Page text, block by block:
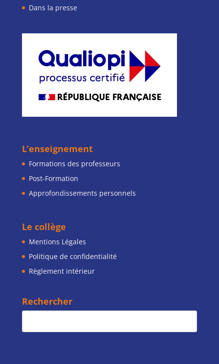
Dans la presse
L’enseignement
Formations des professeurs
Post-Formation
Approfondissements personnels
Le collège
Mentions Légales
Politique de confidentialité
Règlement intérieur
Rechercher